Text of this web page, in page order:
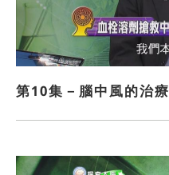
第10集－腦中風的治療